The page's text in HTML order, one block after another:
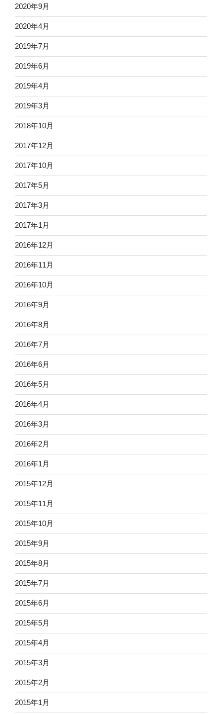
2020年9月
2020年4月
2019年7月
2019年6月
2019年4月
2019年3月
2018年10月
2017年12月
2017年10月
2017年5月
2017年3月
2017年1月
2016年12月
2016年11月
2016年10月
2016年9月
2016年8月
2016年7月
2016年6月
2016年5月
2016年4月
2016年3月
2016年2月
2016年1月
2015年12月
2015年11月
2015年10月
2015年9月
2015年8月
2015年7月
2015年6月
2015年5月
2015年4月
2015年3月
2015年2月
2015年1月